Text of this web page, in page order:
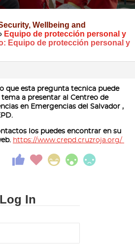
Wellbeing and
› Equipo de protección personal y
Equipo de protección personal y
que esta pregunta tecnica puede
tema a presentar al Centreo de
en Emergencias del Salvador ,
los puedes encontrar en su
https://www.crepd.cruzroja.org/
In